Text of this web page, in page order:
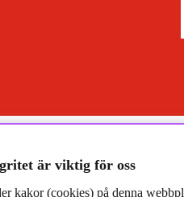
är viktig för oss
kakor (cookies) på denna